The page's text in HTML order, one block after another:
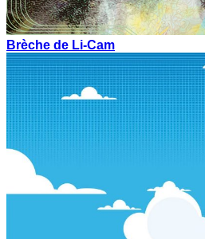
Brèche de Li-Cam